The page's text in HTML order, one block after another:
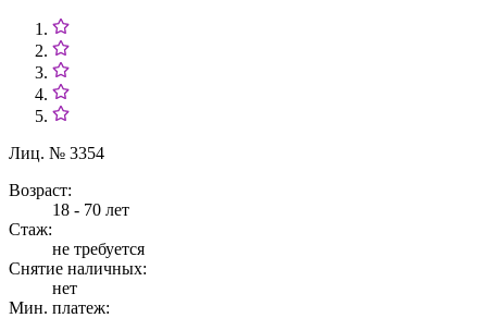
Лиц. № 3354
Возраст:
18 - 70 лет
Стаж:
не требуется
Снятие наличных:
нет
Мин. платеж: